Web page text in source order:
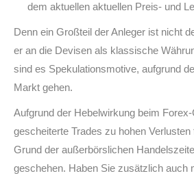
dem aktuellen aktuellen Preis- und
Denn ein Großteil der Anleger ist nicht
er an die Devisen als klassische
sind es Spekulationsmotive, aufgrund
Markt gehen.
Aufgrund der Hebelwirkung beim
gescheiterte Trades zu hohen
Grund der außerbörslichen
geschehen. Haben Sie zusätzlich auch